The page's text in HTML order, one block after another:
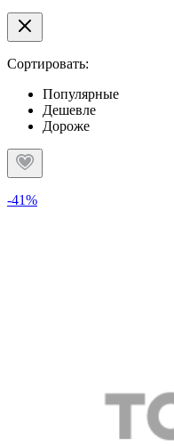
Сортировать:
Популярные
Дешевле
Дороже
-41%